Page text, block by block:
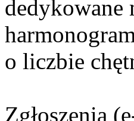
dedykowane
o liczbie
Zgłoszenia